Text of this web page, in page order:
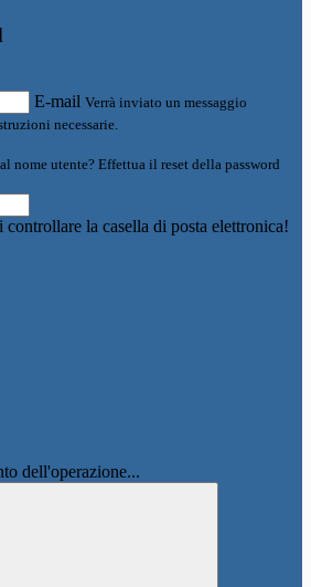
E-mail Verrà inviato un messaggio
necessarie.
nome utente? Effettua il reset della password
la casella di posta elettronica!
dell'operazione...